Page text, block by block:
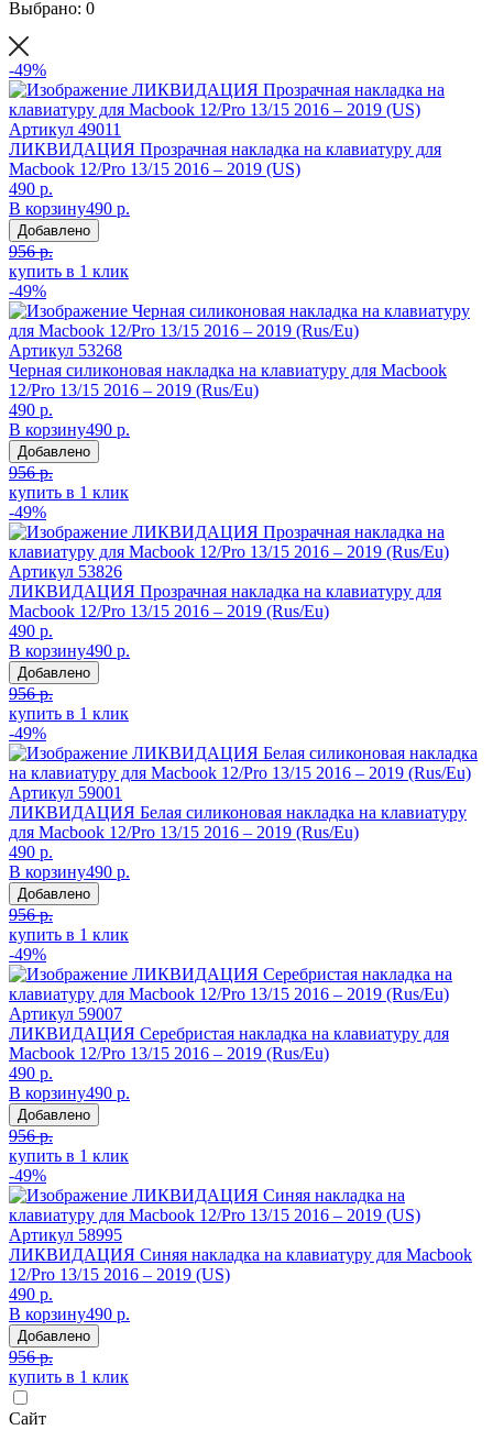
Выбрано: 0
-49%
Артикул 49011
ЛИКВИДАЦИЯ Прозрачная накладка на клавиатуру для
Macbook 12/Pro 13/15 2016 – 2019 (US)
490 р.
В корзину490 р.
Добавлено
956 р.
купить в 1 клик
-49%
Артикул 53268
Черная силиконовая накладка на клавиатуру для Macbook
12/Pro 13/15 2016 – 2019 (Rus/Eu)
490 р.
В корзину490 р.
Добавлено
956 р.
купить в 1 клик
-49%
Артикул 53826
ЛИКВИДАЦИЯ Прозрачная накладка на клавиатуру для
Macbook 12/Pro 13/15 2016 – 2019 (Rus/Eu)
490 р.
В корзину490 р.
Добавлено
956 р.
купить в 1 клик
-49%
Артикул 59001
ЛИКВИДАЦИЯ Белая силиконовая накладка на клавиатуру
для Macbook 12/Pro 13/15 2016 – 2019 (Rus/Eu)
490 р.
В корзину490 р.
Добавлено
956 р.
купить в 1 клик
-49%
Артикул 59007
ЛИКВИДАЦИЯ Серебристая накладка на клавиатуру для
Macbook 12/Pro 13/15 2016 – 2019 (Rus/Eu)
490 р.
В корзину490 р.
Добавлено
956 р.
купить в 1 клик
-49%
Артикул 58995
ЛИКВИДАЦИЯ Синяя накладка на клавиатуру для Macbook
12/Pro 13/15 2016 – 2019 (US)
490 р.
В корзину490 р.
Добавлено
956 р.
купить в 1 клик
Сайт